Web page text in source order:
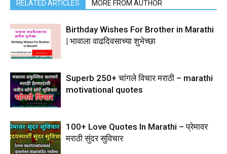
RELATED ARTICLES MORE FROM AUTHOR
Birthday Wishes For Brother in Marathi
| भावाला वाढदिवसाच्या शुभेच्छा
Superb 250+ चांगले विचार मराठी – marathi
motivational quotes
100+ Love Quotes In Marathi – प्रेमावर
मराठी सुंदर सुविचार